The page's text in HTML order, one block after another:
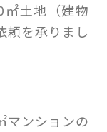
土地（建物
頼を承りまし
マンションの